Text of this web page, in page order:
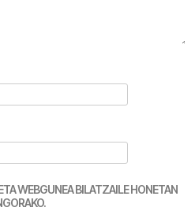
WEBGUNEA BILATZAILE HONETAN